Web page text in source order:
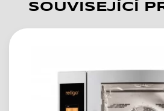
SOUVISEJÍCÍ